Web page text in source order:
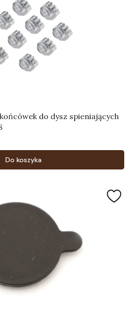
do dysz spieniających
Do koszyka